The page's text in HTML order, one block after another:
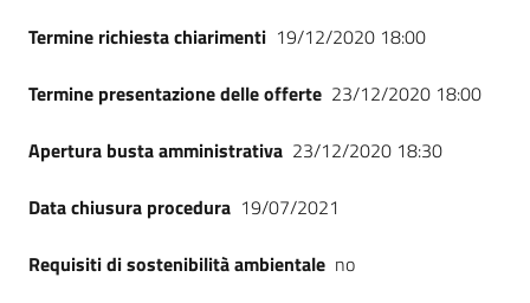
Termine richiesta chiarimenti 19/12/2020 18:00
Termine presentazione delle offerte 23/12/2020 18:00
Apertura busta amministrativa 23/12/2020 18:30
Data chiusura procedura 19/07/2021
Requisiti di sostenibilità ambientale no